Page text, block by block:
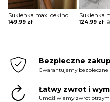
Sukienka maxi cekinowa z kwadratowym dekoltem
149.99 zł
Original
124.99 zł
Current
Bezpieczne
Gwarantujemy bezpieczne
Łatwy zwrot i
Umożliwiamy zwrot